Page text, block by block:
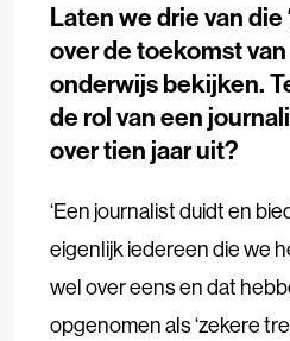
Laten we drie van die
over de toekomst
onderwijs bekijken.
de rol van een
over tien jaar uit?
‘Een journalist duidt en
eigenlijk iedereen die we
wel over eens en dat
opgenomen als ‘zekere